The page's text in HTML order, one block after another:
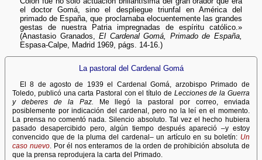
el doctor Gomá, sino el despliegue triunfal en América del
primado de España, que proclamaba elocuentemente las grandes
gestas de nuestra Patria impregnadas de espíritu católico.»
(Anastasio Granados,El Cardenal Gomá, Primado de España,
Espasa-Calpe, Madrid 1969, págs. 14-16.)
La pastoral del Cardenal Gomá
El 8 de agosto de 1939 el Cardenal Gomá, arzobispo Primado de
Toledo, publicó una carta Pastoral con el título de Lecciones de la Guerra
y deberes de la Paz.
Me llegó la pastoral por correo, enviada
posiblemente por indicación del cardenal, pero no la leí en el momento.
La prensa no comentó nada. Silencio absoluto. Tal vez el hecho hubiera
pasado desapercibido pero, algún tiempo después apareció –y estoy
convencido que de la pluma del cardenal– un artículo en su boletín: Un
caso nuevo. Por él nos enteramos de la orden de prohibición absoluta de
que la prensa reprodujera la carta del Primado.